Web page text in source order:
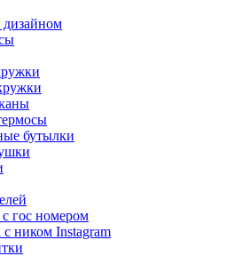
бутылки
гос номером
ником Instagram